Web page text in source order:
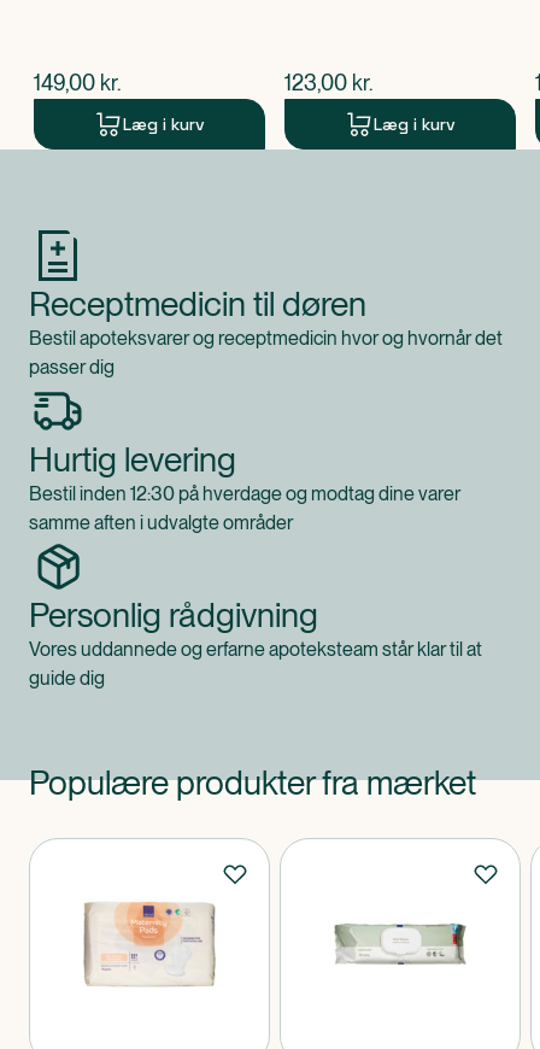
$nuværende pris
149,00 kr.
Læg i kurv
$nuværende pris
123,00 kr.
Læg i kurv
Receptmedicin til døren
Bestil apoteksvarer og receptmedicin hvor og hvornår det
passer dig
Hurtig levering
Bestil inden 12:30 på hverdage og modtag dine varer
samme aften i udvalgte områder
Personlig rådgivning
Vores uddannede og erfarne apoteksteam står klar til at
guide dig
Populære produkter fra mærket
Produkter